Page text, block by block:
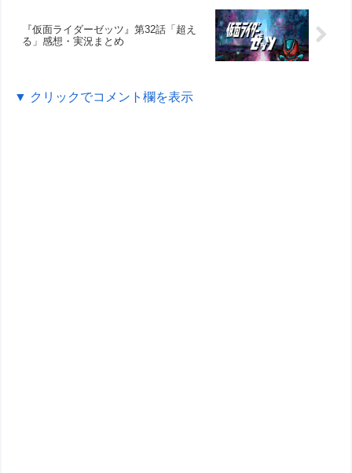
『仮面ライダーゼッツ』第32話「超え
る」感想・実況まとめ
▼ クリックでコメント欄を表示